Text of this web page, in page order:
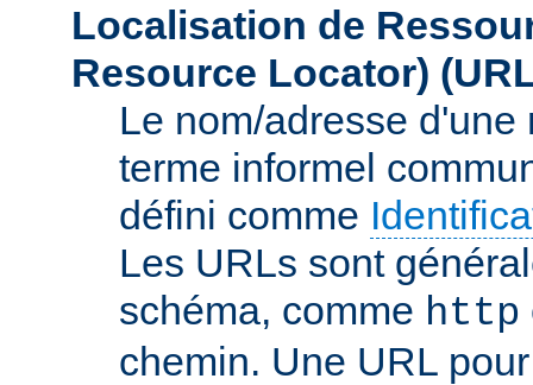
Localisation de
Resource Locator)
Le nom/adresse
terme informel
défini comme
Les URLs sont
schéma, comme http
chemin. Une URL